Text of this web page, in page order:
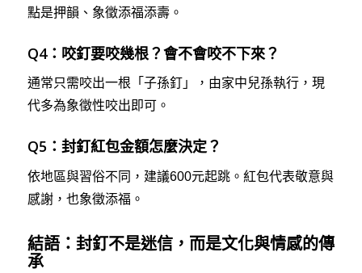
點是押韻、象徵添福添壽。
Q4：咬釘要咬幾根？會不會咬不下來？
通常只需咬出一根「子孫釘」，由家中兒孫執行，現
代多為象徵性咬出即可。
Q5：封釘紅包金額怎麼決定？
依地區與習俗不同，建議600元起跳。紅包代表敬意與
感謝，也象徵添福。
結語：封釘不是迷信，而是文化與情感的傳
承